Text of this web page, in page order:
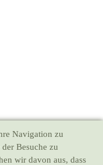
Navigation zu
Besuche zu
wir davon aus, dass